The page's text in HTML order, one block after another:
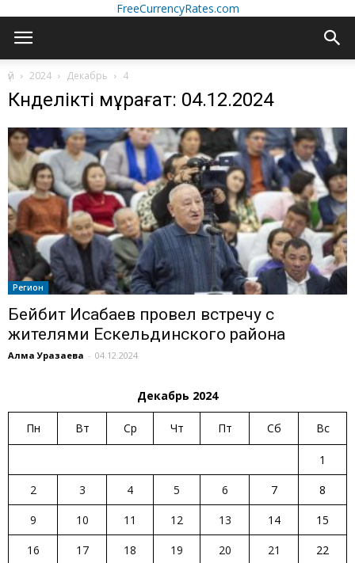
FreeCurrencyRates.com
үй 2024 Декабрь 4
Күнделікті мұрағат: 04.12.2024
Регион
Бейбит Исабаев провел встречу с
жителями Ескельдинского района
Алма Уразаева - 04.12.2024
Декабрь 2024
Пн Вт Ср Чт Пт Сб Вс
1
2
3 4 5 6 7
8
9
10 11 12 13 14
15
16
17 18 19 20 21
22